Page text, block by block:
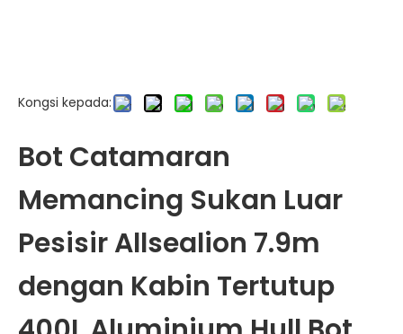
Kongsi kepada:
Bot Catamaran
Memancing Sukan Luar
Pesisir Allsealion 7.9m
dengan Kabin Tertutup